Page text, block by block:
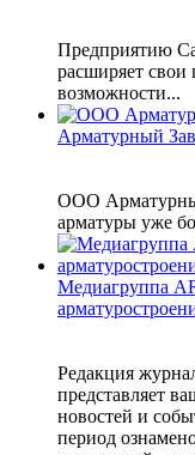
Предприятию
расширяет свои
возможности...
Арматурный
ООО
арматуры уже
Медиагруппа
Редакция
представляет
новостей и
период